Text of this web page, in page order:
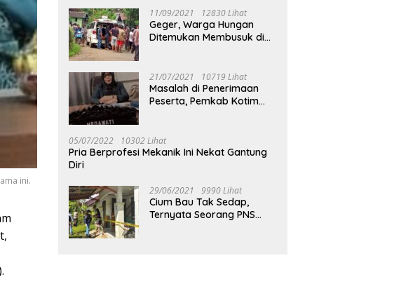
ini.
11/09/2021 12830 Lihat
Geger, Warga Hungan
Ditemukan Membusuk di
21/07/2021 10719 Lihat
Masalah di Penerimaan
Peserta, Pemkab Kotim
05/07/2022 10302 Lihat
Pria Berprofesi Mekanik Ini Nekat Gantung
Diri
29/06/2021 9990 Lihat
Cium Bau Tak Sedap,
Ternyata Seorang PNS